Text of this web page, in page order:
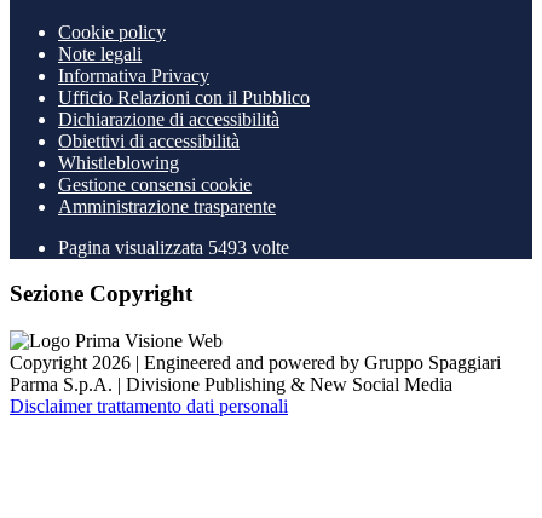
Cookie policy
Note legali
Informativa Privacy
Ufficio Relazioni con il Pubblico
Dichiarazione di accessibilità
Obiettivi di accessibilità
Whistleblowing
Gestione consensi cookie
Amministrazione trasparente
Pagina visualizzata 5493 volte
Sezione Copyright
Copyright 2026 | Engineered and powered by Gruppo Spaggiari
Parma S.p.A. | Divisione Publishing & New Social Media
Disclaimer trattamento dati personali